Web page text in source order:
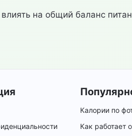
на общий баланс
Калории по
Как работает